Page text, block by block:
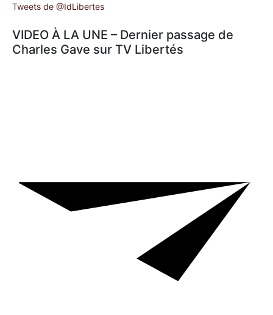
Tweets de @IdLibertes
VIDEO À LA UNE – Dernier passage de
Charles Gave sur TV Libertés